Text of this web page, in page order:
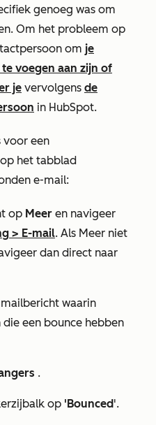
genoeg was om
Om het probleem op
om je
voegen aan zijn of
je vervolgens de
in HubSpot.
voor een
het tabblad
e-mail:
op Meer en navigeer
> E-mail. Als Meer niet
dan direct naar
waarin
een bounce hebben
.
op 'Bounced'.